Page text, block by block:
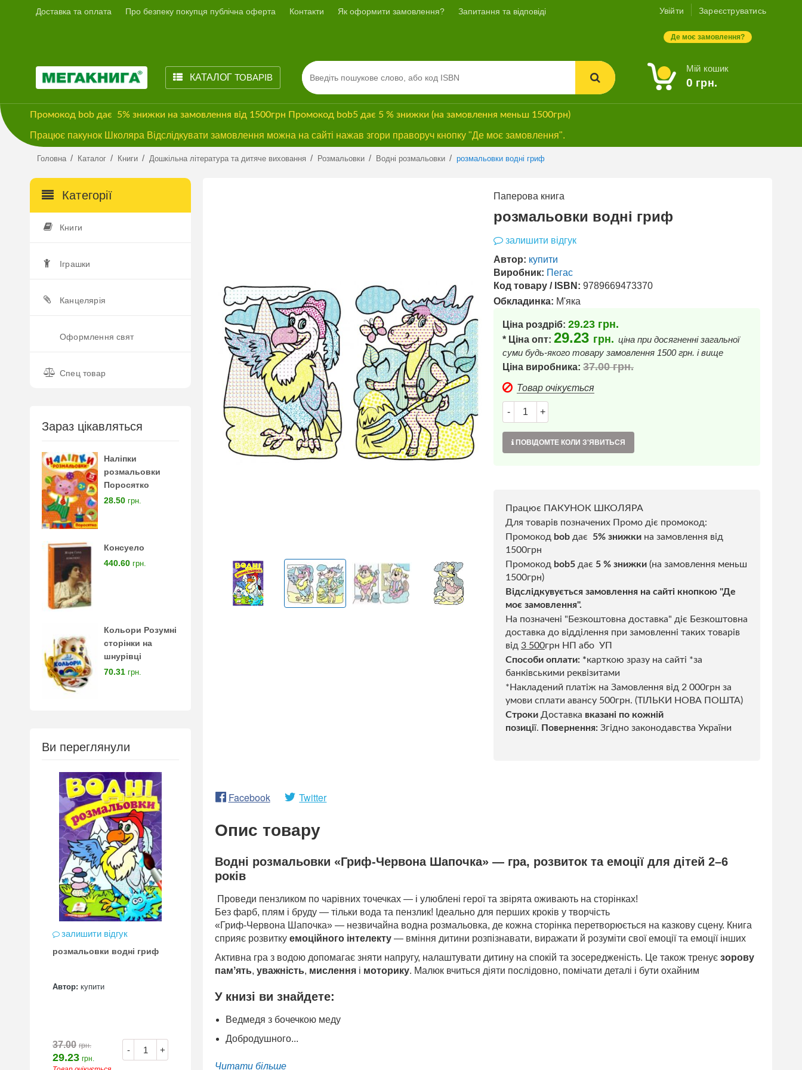
Доставка та оплата Про безпеку покупця публічна оферта Контакти Як оформити замовлення? Запитання та відповіді Увійти Зареєструватись
Де моє замовлення?
КАТАЛОГТОВАРІВ
Мій кошик
0 грн.
Промокод bob дає 5% знижки на замовлення від 1500грн Промокод bob5 дає 5 % знижки (на замовлення меньш 1500грн)
Працює пакунок Школяра Відслідкувати замовлення можна на сайті нажав згори праворуч кнопку "Де моє замовлення".
Головна / Каталог / Книги / Дошкільна література та дитяче виховання / Розмальовки / Водні розмальовки / розмальовки водні гриф
Категорії
Книги
Іграшки
Канцелярія
Оформлення свят
Спец товар
Зараз цікавляться
Наліпки
розмальовки
Поросятко
28.50 грн.
Консуело
440.60 грн.
Кольори Розумні
сторінки на
шнурівці
70.31 грн.
Ви переглянули
залишити відгук
розмальовки водні гриф
Автор: купити
- +
37.00 грн.
29.23 грн.
Previous
Паперова книга
розмальовки водні гриф
залишити відгук
Автор: купити
Виробник: Пегас
Код товару / ISBN: 9789669473370
Обкладинка: М'яка
Ціна роздріб: 29.23 грн.
* Ціна опт: 29.23 грн. ціна при досягненні загальної
суми будь-якого товару замовлення 1500 грн. і вище
Ціна виробника: 37.00грн.
Товар очікується
- +
ПОВІДОМТЕ КОЛИ З'ЯВИТЬСЯ
Працює ПАКУНОК ШКОЛЯРА
Для товарів позначених Промо діє промокод:
Промокод bob дає 5% знижки на замовлення від
1500грн
Промокод bob5 дає 5 % знижки (на замовлення меньш
1500грн)
Відслідкувується замовлення на сайті кнопкою "Де
моє замовлення".
На позначені "Безкоштовна доставка" діє Безкоштовна
доставка до відділення при замовленні таких товарів
від 3 500грн НП або УП
Способи оплати: *карткою зразу на сайті *за
банківськими реквізитами
*Накладений платіж на Замовлення від 2 000грн за
умови сплати авансу 500грн. (ТІЛЬКИ НОВА ПОШТА)
Строки Доставка вказані по кожній
позиції. Повернення: Згідно законодавства України
Facebook Twitter
Опис товару
Водні розмальовки «Гриф-Червона Шапочка» — гра, розвиток та емоції для дітей 2–6
років
Проведи пензликом по чарівних точечках — і улюблені герої та звірята оживають на сторінках!
Без фарб, плям і бруду — тільки вода та пензлик! Ідеально для перших кроків у творчість
«Гриф-Червона Шапочка» — незвичайна водна розмальовка, де кожна сторінка перетворюється на казкову сцену. Книга
сприяє розвитку емоційного інтелекту — вміння дитини розпізнавати, виражати й розуміти свої емоції та емоції інших
Активна гра з водою допомагає зняти напругу, налаштувати дитину на спокій та зосередженість. Це також тренує зорову
памʼять, уважність, мислення і моторику. Малюк вчиться діяти послідовно, помічати деталі і бути охайним
У книзі ви знайдете:
Ведмедя з бочечкою меду
Добродушного...
Читати більше